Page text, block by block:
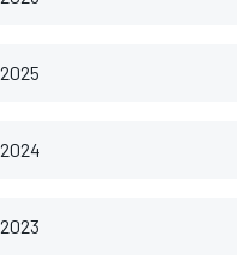
2025
2024
2023